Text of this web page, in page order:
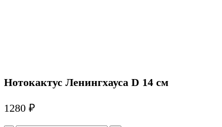
Нотокактус Ленингхауса D 14 см
1280 ₽